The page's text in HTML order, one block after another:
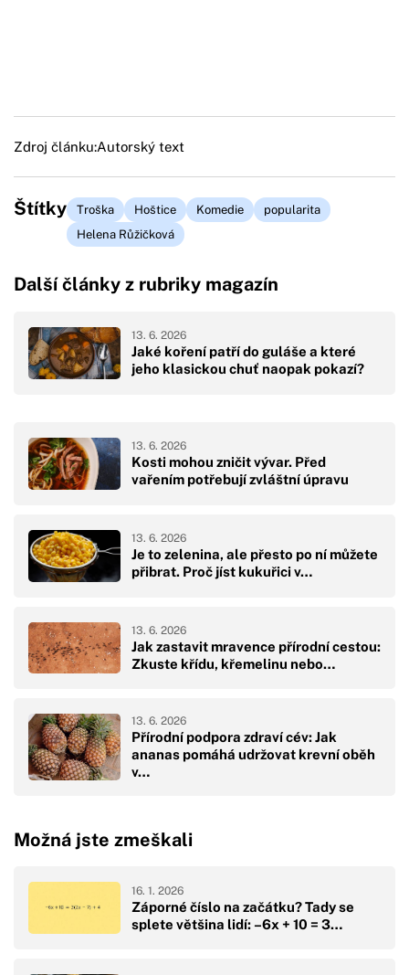
Zdroj článku:Autorský text
Štítky Troška Hoštice Komedie
popularita
Helena Růžičková
Další články z rubriky magazín
Jaké koření patří do guláše a které
jeho klasickou chuť naopak pokazí?
13. 6. 2026
Kosti mohou zničit vývar. Před
vařením potřebují zvláštní úpravu
13. 6. 2026
Je to zelenina, ale přesto po ní můžete
přibrat. Proč jíst kukuřici v…
13. 6. 2026
Jak zastavit mravence přírodní cestou:
Zkuste křídu, křemelinu nebo…
13. 6. 2026
Přírodní podpora zdraví cév: Jak
ananas pomáhá udržovat krevní oběh
v…
13. 6. 2026
Možná jste zmeškali
Záporné číslo na začátku? Tady se
splete většina lidí: –6x + 10 = 3…
16. 1. 2026